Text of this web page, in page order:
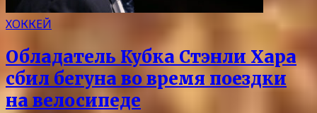
ХОККЕЙ
Обладатель Кубка Стэнли Хара
сбил бегуна во время поездки
на велосипеде